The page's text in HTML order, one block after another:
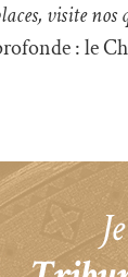
visite
: le